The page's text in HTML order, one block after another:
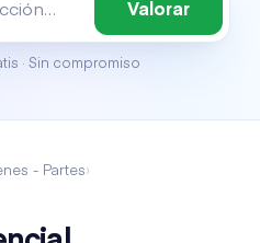
Valorar
· Sin compromiso
- Partes›